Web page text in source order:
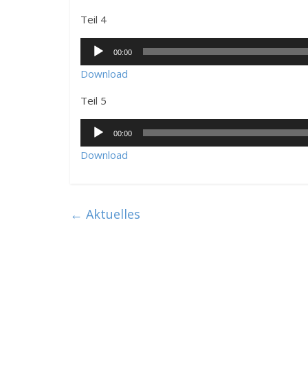
Teil 4
Audio-
Player
00:00
Download
Teil 5
Audio-
Player
00:00
Download
← Aktuelles